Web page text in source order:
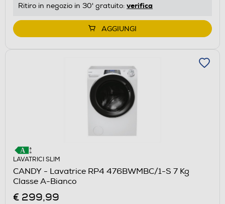
Ritiro in negozio in 30' gratuito: verifica
AGGIUNGI
LAVATRICI SLIM
CANDY - Lavatrice RP4 476BWMBC/1-S 7 Kg
Classe A-Bianco
€ 299,99